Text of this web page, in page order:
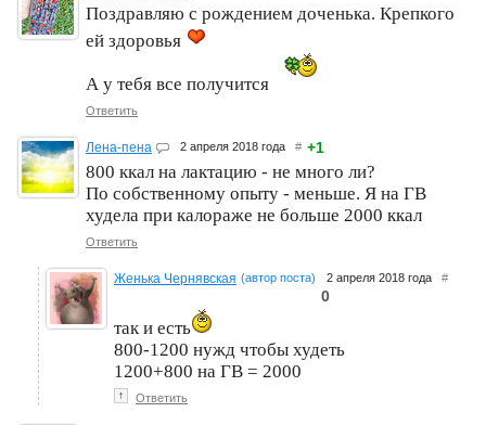
Поздравляю с рождением доченька. Крепкого
ей здоровья
А у тебя все получится
Ответить
Лена-пена 2 апреля 2018 года # +1
800 ккал на лактацию - не много ли?
По собственному опыту - меньше. Я на ГВ
худела при калораже не больше 2000 ккал
Ответить
Женька Чернявская (автор поста) 2 апреля 2018 года #
0
так и есть
800-1200 нужд чтобы худеть
1200+800 на ГВ = 2000
↑ Ответить